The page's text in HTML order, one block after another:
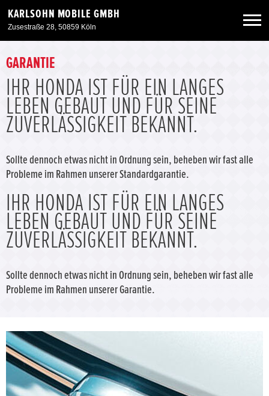
KARLSOHN MOBILE GMBH
Zusestraße 28, 50859 Köln
Neuwagen
Gebrauchtwagen
Angebote
Service & Zubehör
Unser Autohaus
GARANTIE
IHR HONDA IST FÜR EIN LANGES
LEBEN GEBAUT UND FÜR SEINE
ZUVERLÄSSIGKEIT BEKANNT.
Sollte dennoch etwas nicht in Ordnung sein, beheben wir fast alle
Probleme im Rahmen unserer Standardgarantie.
IHR HONDA IST FÜR EIN LANGES
LEBEN GEBAUT UND FÜR SEINE
ZUVERLÄSSIGKEIT BEKANNT.
Sollte dennoch etwas nicht in Ordnung sein, beheben wir fast alle
Probleme im Rahmen unserer Garantie.